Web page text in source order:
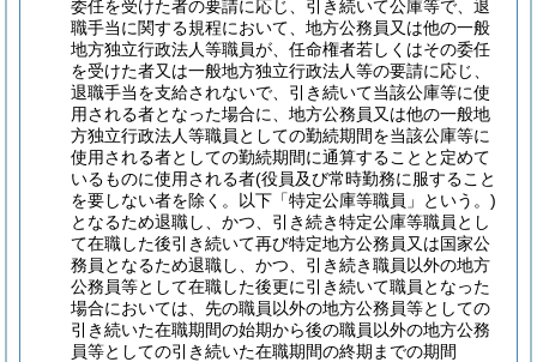
委任を受けた者の要請に応じ、引き続いて公庫等で、退
職手当に関する規程において、地方公務員又は他の一般
地方独立行政法人等職員が、任命権者若しくはその委任
を受けた者又は一般地方独立行政法人等の要請に応じ、
退職手当を支給されないで、引き続いて当該公庫等に使
用される者となった場合に、地方公務員又は他の一般地
方独立行政法人等職員としての勤続期間を当該公庫等に
使用される者としての勤続期間に通算することと定めて
いるものに使用される者(役員及び常時勤務に服すること
を要しない者を除く。以下「特定公庫等職員」という。)
となるため退職し、かつ、引き続き特定公庫等職員とし
て在職した後引き続いて再び特定地方公務員又は国家公
務員となるため退職し、かつ、引き続き職員以外の地方
公務員等として在職した後更に引き続いて職員となった
場合においては、先の職員以外の地方公務員等としての
引き続いた在職期間の始期から後の職員以外の地方公務
員等としての引き続いた在職期間の終期までの期間